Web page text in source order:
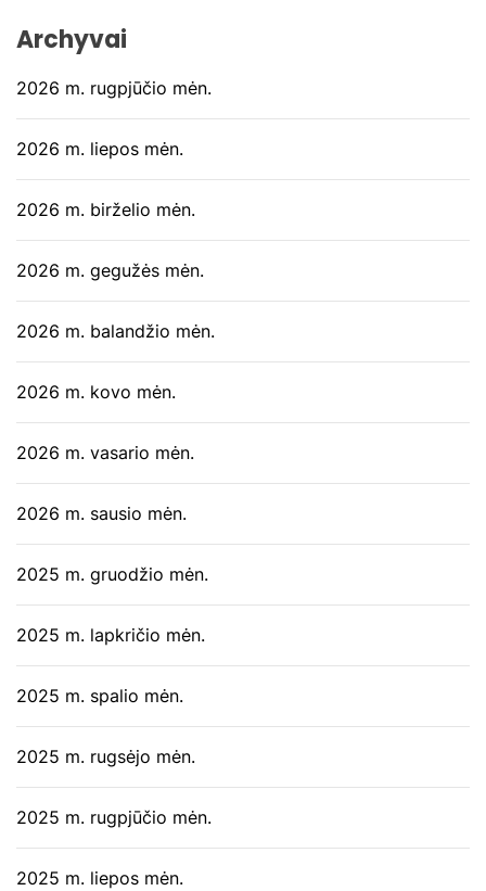
Archyvai
2026 m. rugpjūčio mėn.
2026 m. liepos mėn.
2026 m. birželio mėn.
2026 m. gegužės mėn.
2026 m. balandžio mėn.
2026 m. kovo mėn.
2026 m. vasario mėn.
2026 m. sausio mėn.
2025 m. gruodžio mėn.
2025 m. lapkričio mėn.
2025 m. spalio mėn.
2025 m. rugsėjo mėn.
2025 m. rugpjūčio mėn.
2025 m. liepos mėn.